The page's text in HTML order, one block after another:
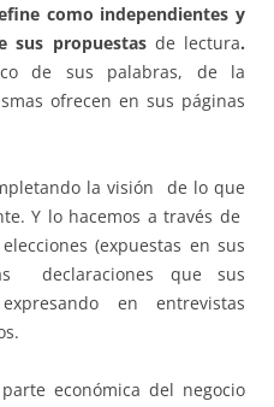
como independientes y
sus propuestas de lectura.
de sus palabras, de la
ofrecen en sus páginas
la visión de lo que
Y lo hacemos a través de
(expuestas en sus
lasdeclaraciones que sus
en entrevistas
económica del negocio